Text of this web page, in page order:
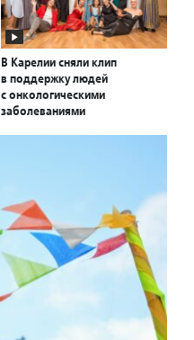
В Карелии сняли клип
в поддержку людей
с онкологическими
заболеваниями